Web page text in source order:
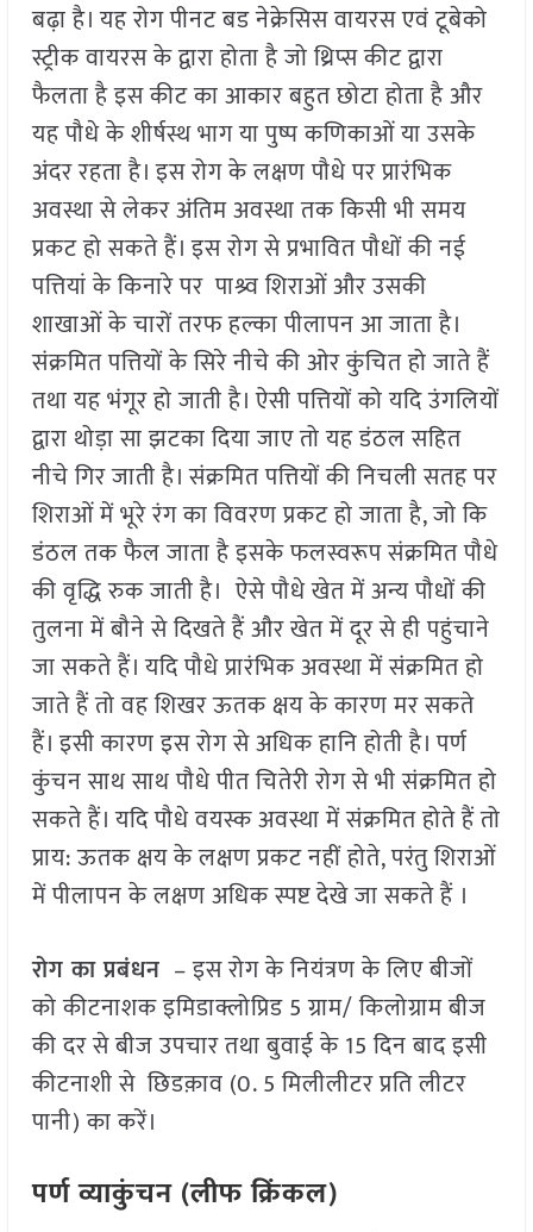
बढ़ा है। यह रोग पीनट बड नेक्रेसिस वायरस एवं टूबेको
स्ट्रीक वायरस के द्वारा होता है जो थ्रिप्स कीट द्वारा
फैलता है इस कीट का आकार बहुत छोटा होता है और
यह पौधे के शीर्षस्थ भाग या पुष्प कणिकाओं या उसके
अंदर रहता है। इस रोग के लक्षण पौधे पर प्रारंभिक
अवस्था से लेकर अंतिम अवस्था तक किसी भी समय
प्रकट हो सकते हैं। इस रोग से प्रभावित पौधों की नई
पत्तियां के किनारे पर पाश्र्व शिराओं और उसकी
शाखाओं के चारों तरफ हल्का पीलापन आ जाता है।
संक्रमित पत्तियों के सिरे नीचे की ओर कुंचित हो जाते हैं
तथा यह भंगूर हो जाती है। ऐसी पत्तियों को यदि उंगलियों
द्वारा थोड़ा सा झटका दिया जाए तो यह डंठल सहित
नीचे गिर जाती है। संक्रमित पत्तियों की निचली सतह पर
शिराओं में भूरे रंग का विवरण प्रकट हो जाता है, जो कि
डंठल तक फैल जाता है इसके फलस्वरूप संक्रमित पौधे
की वृद्धि रुक जाती है। ऐसे पौधे खेत में अन्य पौधों की
तुलना में बौने से दिखते हैं और खेत में दूर से ही पहुंचाने
जा सकते हैं। यदि पौधे प्रारंभिक अवस्था में संक्रमित हो
जाते हैं तो वह शिखर ऊतक क्षय के कारण मर सकते
हैं। इसी कारण इस रोग से अधिक हानि होती है। पर्ण
कुंचन साथ साथ पौधे पीत चितेरी रोग से भी संक्रमित हो
सकते हैं। यदि पौधे वयस्क अवस्था में संक्रमित होते हैं तो
प्राय: ऊतक क्षय के लक्षण प्रकट नहीं होते, परंतु शिराओं
में पीलापन के लक्षण अधिक स्पष्ट देखे जा सकते हैं ।
रोग का प्रबंधन – इस रोग के नियंत्रण के लिए बीजों
को कीटनाशक इमिडाक्लोप्रिड 5 ग्राम/ किलोग्राम बीज
की दर से बीज उपचार तथा बुवाई के 15 दिन बाद इसी
कीटनाशी से छिडक़ाव (0. 5 मिलीलीटर प्रति लीटर
पानी) का करें।
पर्ण व्याकुंचन (लीफ क्रिंकल)